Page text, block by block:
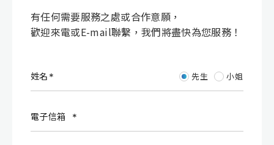
有任何需要服務之處或合作意願，
歡迎來電或E-mail聯繫，我們將盡快為您服務！
姓名 先生 小姐
電子信箱